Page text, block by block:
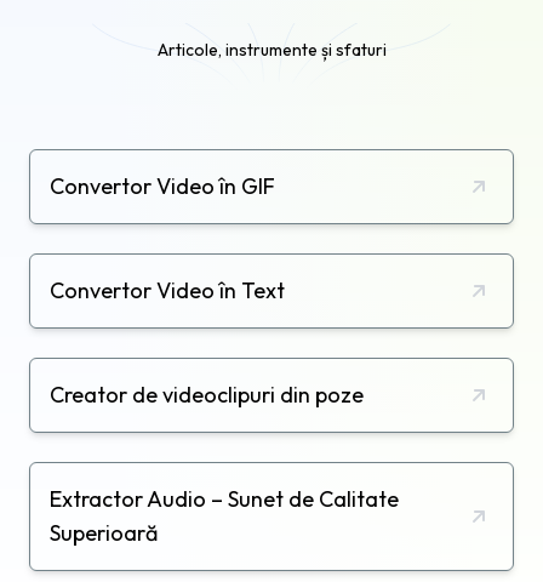
editezi pozele și să adaugi tranziții, text sau alte
Articole, instrumente și sfaturi
Convertor Video în GIF
Convertor Video în Text
Creator de videoclipuri din poze
Extractor Audio – Sunet de Calitate
Superioară